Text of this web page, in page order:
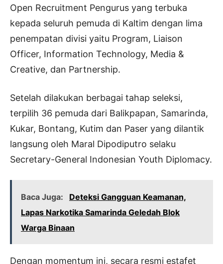
Open Recruitment Pengurus yang terbuka
kepada seluruh pemuda di Kaltim dengan lima
penempatan divisi yaitu Program, Liaison
Officer, Information Technology, Media &
Creative, dan Partnership.
Setelah dilakukan berbagai tahap seleksi,
terpilih 36 pemuda dari Balikpapan, Samarinda,
Kukar, Bontang, Kutim dan Paser yang dilantik
langsung oleh Maral Dipodiputro selaku
Secretary-General Indonesian Youth Diplomacy.
Baca Juga:
Deteksi Gangguan Keamanan,
Lapas Narkotika Samarinda Geledah Blok
Warga Binaan
Dengan momentum ini, secara resmi estafet